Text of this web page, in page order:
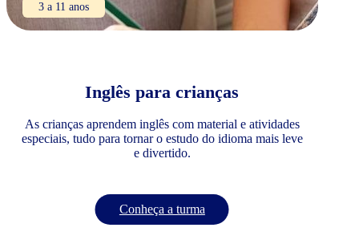
3 a 11 anos
Inglês para crianças
As crianças aprendem inglês com material e atividades
especiais, tudo para tornar o estudo do idioma mais leve
e divertido.
Conheça a turma